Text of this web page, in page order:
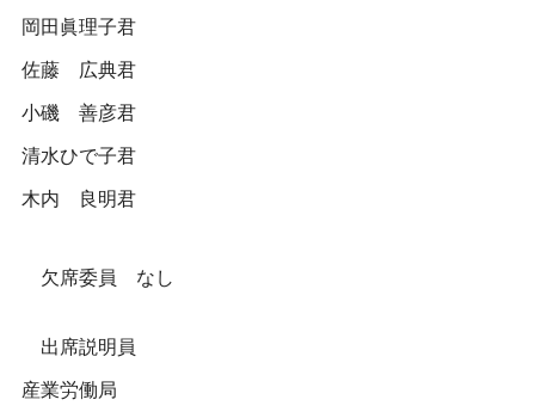
岡田眞理子君
佐藤 広典君
小磯 善彦君
清水ひで子君
木内 良明君
欠席委員 なし
出席説明員
産業労働局